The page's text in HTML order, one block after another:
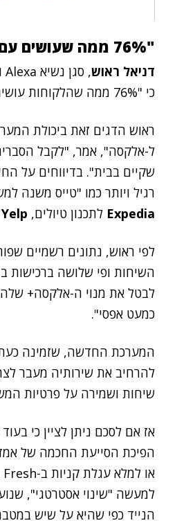
"76% ממה שעושים עם אלקסה+ לא ניתן לביצוע באף AI אחרת"
דניאל ראוש, סגן נשיא Alexa ו-Echo באמזון, הדגיש בראיון ל-
כי "76% ממה שהלקוחות עושים עם אלקסה+ לא ניתן לביצוע באף בינה מלאכותית אחרת".
ראוש הדגים זאת ביכולת
ל-אלקסה", אמר, "לקבל
שקיים בבית". בדיווחים על
רגיל ויותר כמו "טייס משנה
Expedia לתכנון טיולים, Yelp
לפי ראוש, נתונים רשמיים
השיחות ופי שלושה ברכישות
לבטל את מנוי ה-אלקסה+
כמעט אפסי".
להרחיב את שירותיה מעבר
שיחות ושמירה על פרטיות
למעשה "שינוי אסטרטגי",
הנייד כפי שהיא על שיש